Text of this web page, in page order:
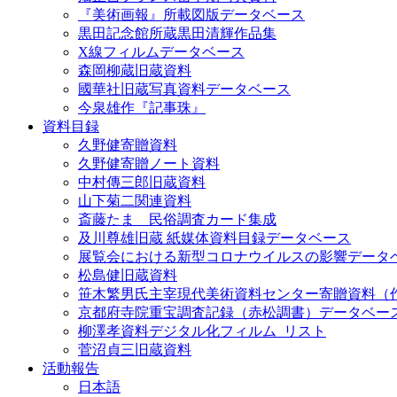
『美術画報』所載図版データベース
黒田記念館所蔵黒田清輝作品集
X線フィルムデータベース
森岡柳蔵旧蔵資料
國華社旧蔵写真資料データベース
今泉雄作『記事珠』
資料目録
久野健寄贈資料
久野健寄贈ノート資料
中村傳三郎旧蔵資料
山下菊二関連資料
斎藤たま 民俗調査カード集成
及川尊雄旧蔵 紙媒体資料目録データベース
展覧会における新型コロナウイルスの影響データ
松島健旧蔵資料
笹木繁男氏主宰現代美術資料センター寄贈資料（
京都府寺院重宝調査記録（赤松調書）データベー
柳澤孝資料デジタル化フィルム_リスト
菅沼貞三旧蔵資料
活動報告
日本語